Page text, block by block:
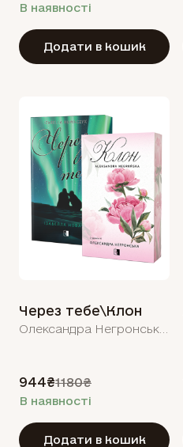
В наявності
Додати в кошик
Через тебе\Клон
944₴1180₴
В наявності
Додати в кошик